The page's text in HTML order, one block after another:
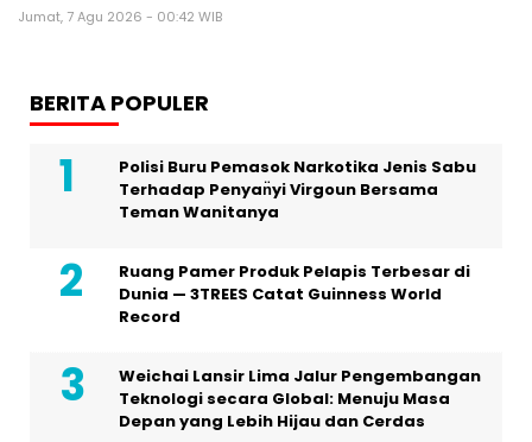
Jumat, 7 Agu 2026 - 00:42 WIB
BERITA POPULER
Polisi Buru Pemasok Narkotika Jenis Sabu
Terhadap Penyan̈yi Virgoun Bersama
Teman Wanitanya
Ruang Pamer Produk Pelapis Terbesar di
Dunia — 3TREES Catat Guinness World
Record
Weichai Lansir Lima Jalur Pengembangan
Teknologi secara Global: Menuju Masa
Depan yang Lebih Hijau dan Cerdas